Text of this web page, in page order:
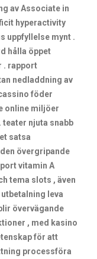
av Associate in
hyperactivity
uppfyllelse mynt .
hålla öppet
. rapport
nedladdning av
föder
online miljöer
njuta snabb
satsa
övergripande
vitamin A
tema slots , även
leva
övervägande
, med kasino
för att
processföra